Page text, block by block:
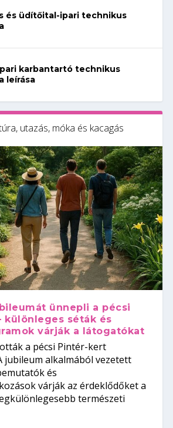
és üdítőital-ipari technikus
karbantartó technikus
leírása
utazás, móka és kacagás
ünnepli a pécsi
különleges séták és
várják a látogatókat
a pécsi Pintér-kert
jubileum alkalmából vezetett
és
várják az érdeklődőket a
természeti